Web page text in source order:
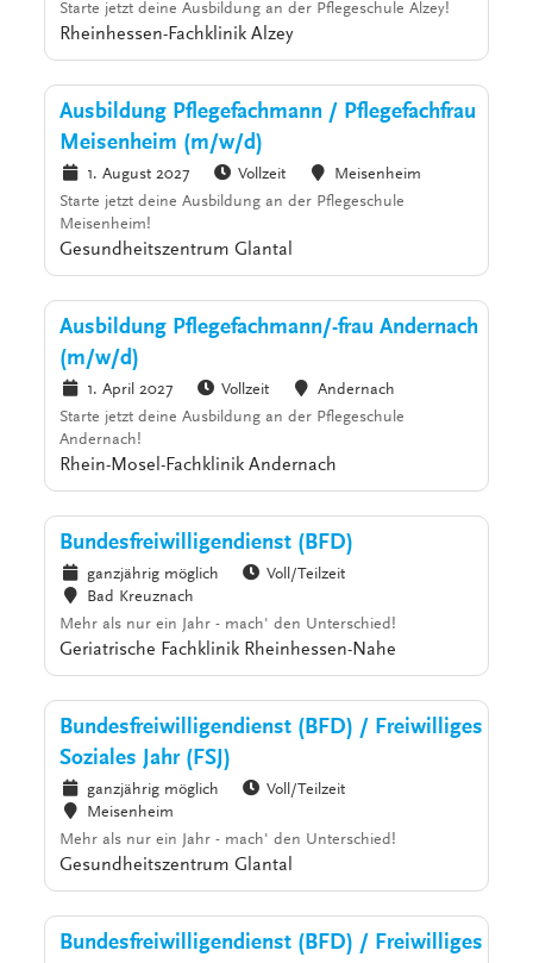
Starte jetzt deine Ausbildung an der Pflegeschule Alzey!
Rheinhessen-Fachklinik Alzey
Ausbildung Pflegefachmann / Pflegefachfrau
Meisenheim (m/w/d)
1. August 2027 Vollzeit
Meisenheim
Starte jetzt deine Ausbildung an der Pflegeschule
Meisenheim!
Gesundheitszentrum Glantal
Ausbildung Pflegefachmann/-frau Andernach
(m/w/d)
1. April 2027 Vollzeit
Andernach
Starte jetzt deine Ausbildung an der Pflegeschule
Andernach!
Rhein-Mosel-Fachklinik Andernach
Bundesfreiwilligendienst (BFD)
ganzjährig möglich
Voll/Teilzeit
Bad Kreuznach
Mehr als nur ein Jahr - mach' den Unterschied!
Geriatrische Fachklinik Rheinhessen-Nahe
Bundesfreiwilligendienst (BFD) / Freiwilliges
Soziales Jahr (FSJ)
ganzjährig möglich
Voll/Teilzeit
Meisenheim
Mehr als nur ein Jahr - mach' den Unterschied!
Gesundheitszentrum Glantal
Bundesfreiwilligendienst (BFD) / Freiwilliges